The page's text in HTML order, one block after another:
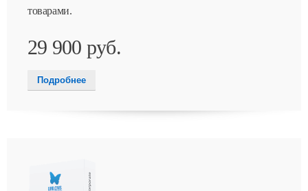
товарами.
29 900 руб.
Подробнее